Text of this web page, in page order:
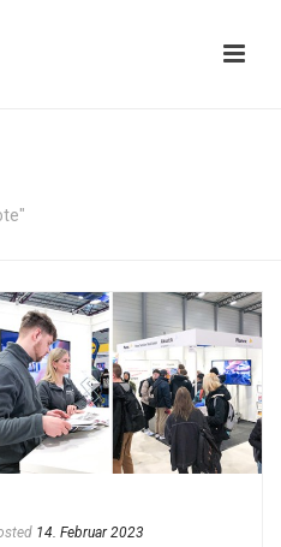
14. Februar 2023